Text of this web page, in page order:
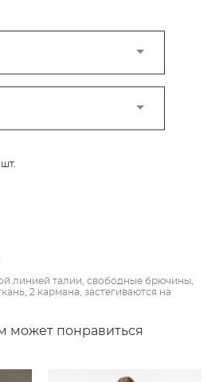
шт.
линией талии, свободные брючины,
2 кармана, застегиваются на
может понравиться